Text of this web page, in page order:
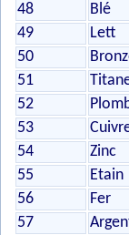
48
Blé
49
Lett
50
51
52
53
54
Zinc
55
Etain
56
Fer
57